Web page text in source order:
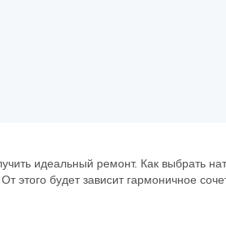
идеальный ремонт. Как выбрать
будет зависит гармоничное